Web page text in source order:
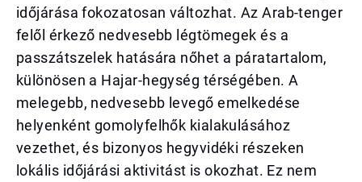
időjárása fokozatosan változhat. Az Arab-tenger
felől érkező nedvesebb légtömegek és a
passzátszelek hatására nőhet a páratartalom,
különösen a Hajar-hegység térségében. A
melegebb, nedvesebb levegő emelkedése
helyenként gomolyfelhők kialakulásához
vezethet, és bizonyos hegyvidéki részeken
lokális időjárási aktivitást is okozhat. Ez nem